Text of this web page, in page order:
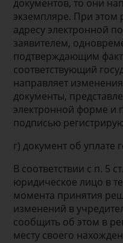
документов, то они
экземпляре. При
адресу электронной
заявителем,
подтверждающим
соответствующий
направляет
документы,
электронной форме и
подписью
г) документ об
В соответствии с п. 5
юридическое лицо в
момента принятия
изменений в
сообщить об этом в
месту своего